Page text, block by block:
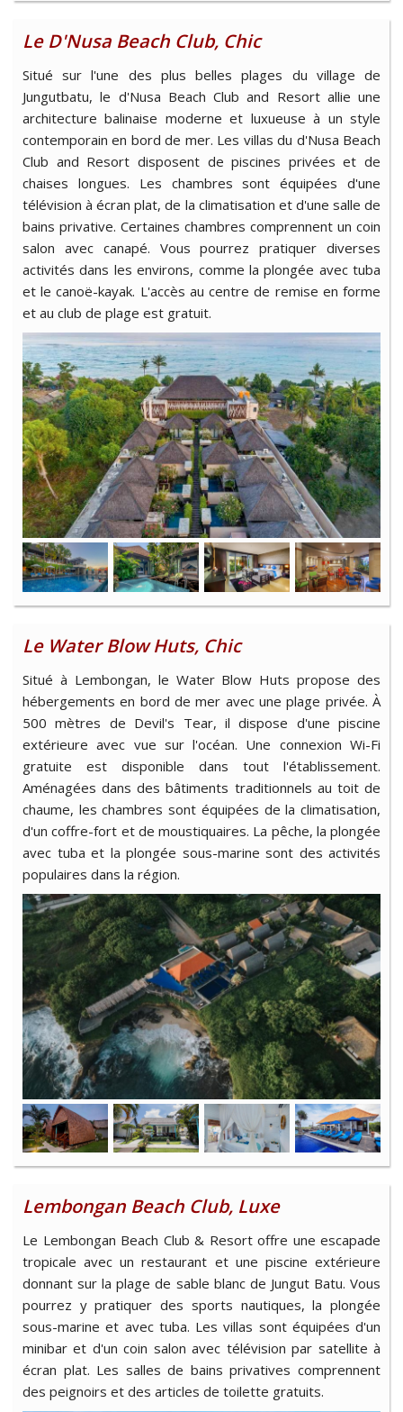
Le D'Nusa Beach Club, Chic
Situé sur l'une des plus belles plages du village de
Jungutbatu, le d'Nusa Beach Club and Resort allie une
architecture balinaise moderne et luxueuse à un style
contemporain en bord de mer. Les villas du d'Nusa Beach
Club and Resort disposent de piscines privées et de
chaises longues. Les chambres sont équipées d'une
télévision à écran plat, de la climatisation et d'une salle de
bains privative. Certaines chambres comprennent un coin
salon avec canapé. Vous pourrez pratiquer diverses
activités dans les environs, comme la plongée avec tuba
et le canoë-kayak. L'accès au centre de remise en forme
et au club de plage est gratuit.
Le Water Blow Huts, Chic
Situé à Lembongan, le Water Blow Huts propose des
hébergements en bord de mer avec une plage privée. À
500 mètres de Devil's Tear, il dispose d'une piscine
extérieure avec vue sur l'océan. Une connexion Wi-Fi
gratuite est disponible dans tout l'établissement.
Aménagées dans des bâtiments traditionnels au toit de
chaume, les chambres sont équipées de la climatisation,
d'un coffre-fort et de moustiquaires. La pêche, la plongée
avec tuba et la plongée sous-marine sont des activités
populaires dans la région.
Lembongan Beach Club, Luxe
Le Lembongan Beach Club & Resort offre une escapade
tropicale avec un restaurant et une piscine extérieure
donnant sur la plage de sable blanc de Jungut Batu. Vous
pourrez y pratiquer des sports nautiques, la plongée
sous-marine et avec tuba. Les villas sont équipées d'un
minibar et d'un coin salon avec télévision par satellite à
écran plat. Les salles de bains privatives comprennent
des peignoirs et des articles de toilette gratuits.